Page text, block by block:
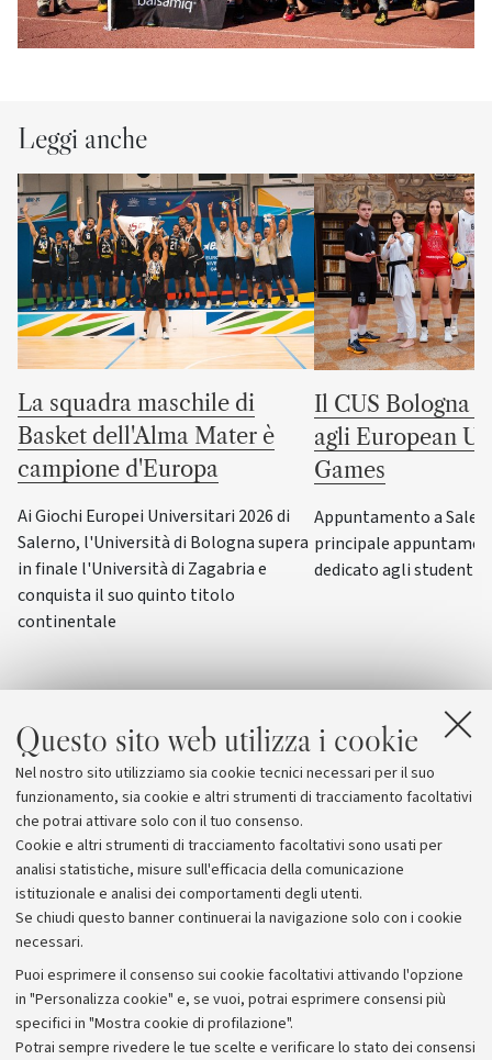
Questo sito web utilizza i cookie
Nel nostro sito utilizziamo sia cookie tecnici necessari per il suo
funzionamento, sia cookie e altri strumenti di tracciamento facoltativi
che potrai attivare solo con il tuo consenso.
Cookie e altri strumenti di tracciamento facoltativi sono usati per
analisi statistiche, misure sull'efficacia della comunicazione
istituzionale e analisi dei comportamenti degli utenti.
Se chiudi questo banner continuerai la navigazione solo con i cookie
necessari.
Puoi esprimere il consenso sui cookie facoltativi attivando l'opzione
in "Personalizza cookie" e, se vuoi, potrai esprimere consensi più
specifici in "Mostra cookie di profilazione".
Potrai sempre rivedere le tue scelte e verificare lo stato dei consensi
Leggi anche
La squadra maschile di
Basket dell'Alma Mater è
campione d'Europa
Ai Giochi Europei Universitari 2026 di
Salerno, l'Università di Bologna supera
in finale l'Università di Zagabria e
conquista il suo quinto titolo
continentale
Il CUS Bologna
agli European
Games
Appuntamento a
principale
dedicato agli
Archivio
Comunicati stampa
Redazione